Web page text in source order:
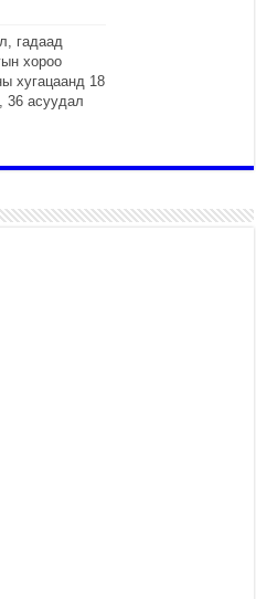
гадаад
хороо
хугацаанд 18
36 асуудал
хөгжүүлэх
төр,
хамтран
цагаан”-ыг
цагаа
зорьж
удирдах
Монгол Улсад
хүлээн